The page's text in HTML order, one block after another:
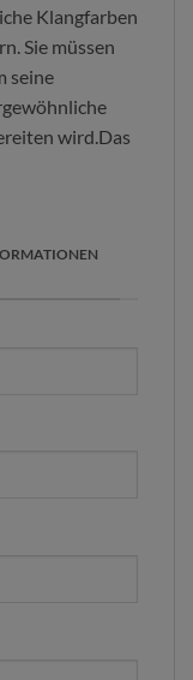
Klangfarben
Sie müssen
seine
wird.Das